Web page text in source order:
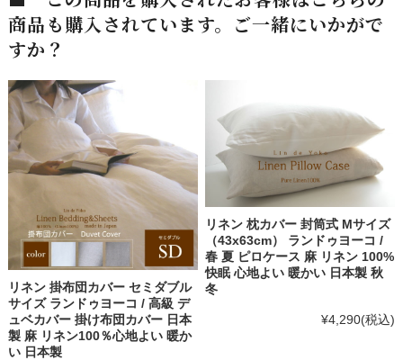
商品も購入されています。ご一緒にいかがで
すか？
リネン 掛布団カバー セミダブル
サイズ ランドゥヨーコ / 高級 デ
ュベカバー 掛け布団カバー 日本
製 麻 リネン100％心地よい 暖か
い 日本製
リネン 枕カバー 封筒式 Mサイズ
（43x63cm） ランドゥヨーコ /
春 夏 ピロケース 麻 リネン 100%
快眠 心地よい 暖かい 日本製 秋
冬
¥4,290(税込)